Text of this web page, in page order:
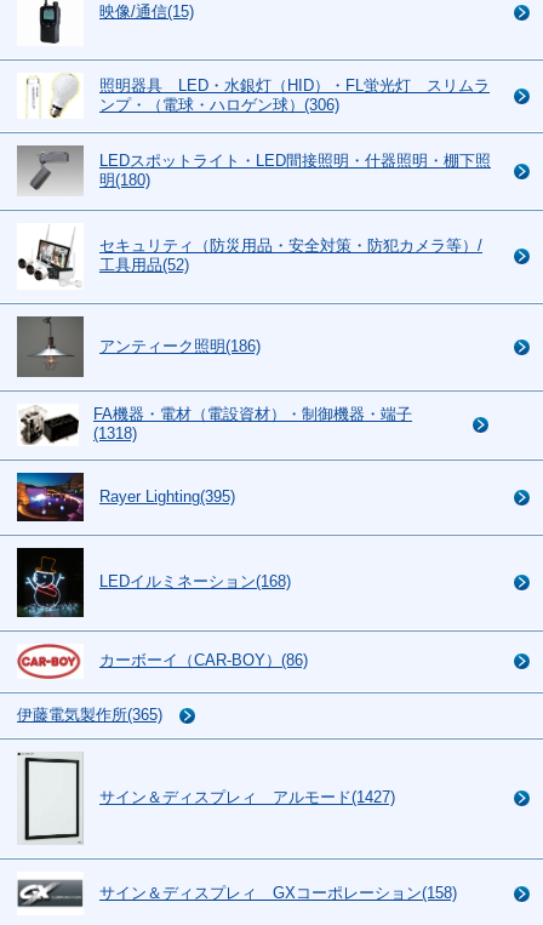
映像/通信(15)
照明器具 LED・水銀灯（HID）・FL蛍光灯 スリムラ
ンプ・（電球・ハロゲン球）(306)
LEDスポットライト・LED間接照明・什器照明・棚下照
明(180)
セキュリティ（防災用品・安全対策・防犯カメラ等）/
工具用品(52)
アンティーク照明(186)
FA機器・電材（電設資材）・制御機器・端子
(1318)
Rayer Lighting(395)
LEDイルミネーション(168)
カーボーイ（CAR-BOY）(86)
伊藤電気製作所(365)
サイン＆ディスプレィ アルモード(1427)
サイン＆ディスプレィ GXコーポレーション(158)